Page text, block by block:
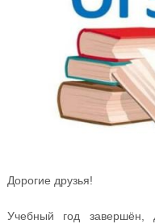
Дорогие друзья!
Учебный год завершён,